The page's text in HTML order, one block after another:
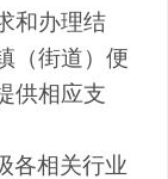
和办理结
（街道）便
供相应支
各相关行业